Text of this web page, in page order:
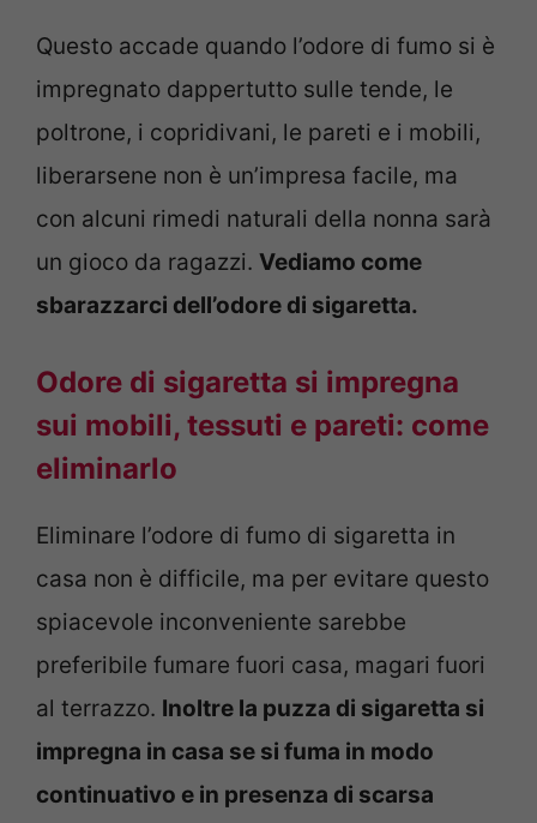
Questo accade quando l’odore di fumo si è
impregnato dappertutto sulle tende, le
poltrone, i copridivani, le pareti e i mobili,
liberarsene non è un’impresa facile, ma
con alcuni rimedi naturali della nonna sarà
un gioco da ragazzi. Vediamo come
sbarazzarci dell’odore di sigaretta.
Odore di sigaretta si impregna
sui mobili, tessuti e pareti: come
eliminarlo
Eliminare l’odore di fumo di sigaretta in
casa non è difficile, ma per evitare questo
spiacevole inconveniente sarebbe
preferibile fumare fuori casa, magari fuori
al terrazzo. Inoltre la puzza di sigaretta si
impregna in casa se si fuma in modo
continuativo e in presenza di scarsa